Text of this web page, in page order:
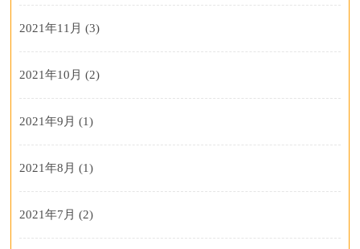
2021年11月 (3)
2021年10月 (2)
2021年9月 (1)
2021年8月 (1)
2021年7月 (2)